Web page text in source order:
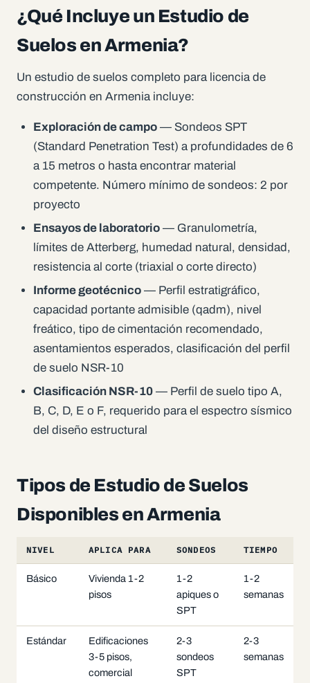
¿Qué Incluye un Estudio de
Suelos en Armenia?
Un estudio de suelos completo para licencia de
construcción en Armenia incluye:
Exploración de campo — Sondeos SPT
(Standard Penetration Test) a profundidades de 6
a 15 metros o hasta encontrar material
competente. Número mínimo de sondeos: 2 por
proyecto
Ensayos de laboratorio — Granulometría,
límites de Atterberg, humedad natural, densidad,
resistencia al corte (triaxial o corte directo)
Informe geotécnico — Perfil estratigráfico,
capacidad portante admisible (qadm), nivel
freático, tipo de cimentación recomendado,
asentamientos esperados, clasificación del perfil
de suelo NSR-10
Clasificación NSR-10 — Perfil de suelo tipo A,
B, C, D, E o F, requerido para el espectro sísmico
del diseño estructural
Tipos de Estudio de Suelos
Disponibles en Armenia
NIVEL APLICA PARA SONDEOS TIEMPO
Básico
Vivienda 1-2
pisos
1-2
apiques o
SPT
1-2
semanas
Estándar
Edificaciones
3-5 pisos,
comercial
2-3
sondeos
SPT
2-3
semanas